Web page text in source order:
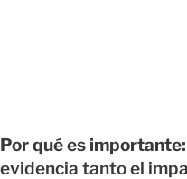
Por qué es importante:
evidencia tanto el